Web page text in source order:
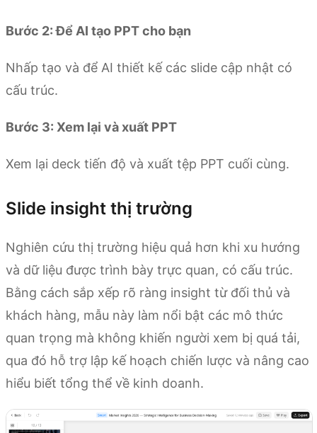
Bước 2: Để AI tạo PPT cho bạn
Nhấp tạo và để AI thiết kế các slide cập nhật có
cấu trúc.
Bước 3: Xem lại và xuất PPT
Xem lại deck tiến độ và xuất tệp PPT cuối cùng.
Slide insight thị trường
Nghiên cứu thị trường hiệu quả hơn khi xu hướng
và dữ liệu được trình bày trực quan, có cấu trúc.
Bằng cách sắp xếp rõ ràng insight từ đối thủ và
khách hàng, mẫu này làm nổi bật các mô thức
quan trọng mà không khiến người xem bị quá tải,
qua đó hỗ trợ lập kế hoạch chiến lược và nâng cao
hiểu biết tổng thể về kinh doanh.